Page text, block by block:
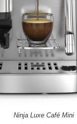
Ninja Luxe Café Mini